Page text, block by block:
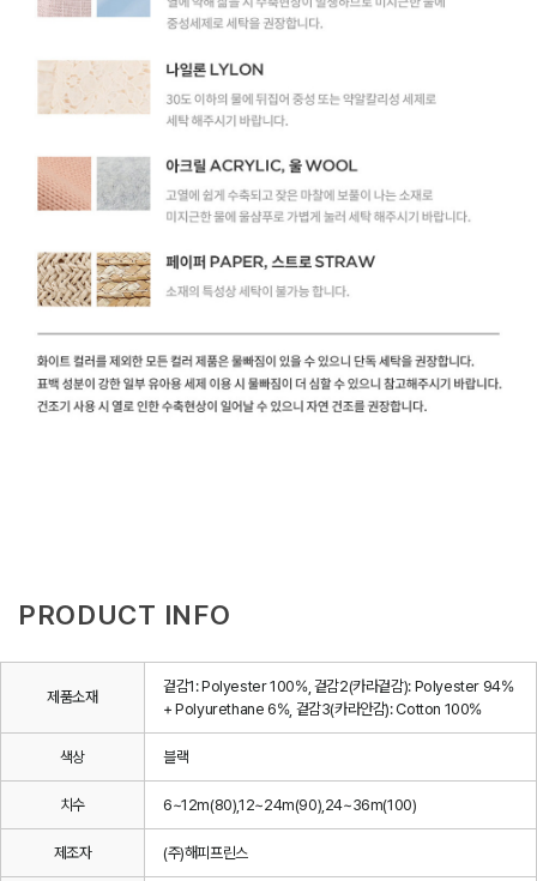
PRODUCT INFO
제품소재
겉감1: Polyester 100%, 겉감2(카라겉감): Polyester 94%
+ Polyurethane 6%, 겉감3(카라안감): Cotton 100%
색상 블랙
치수 6~12m(80),12~24m(90),24~36m(100)
제조자 (주)해피프린스